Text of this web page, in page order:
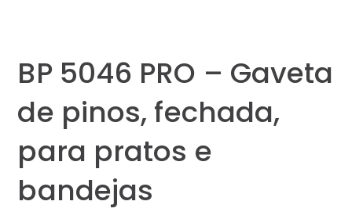
BP 5046 PRO – Gaveta
de pinos, fechada,
para pratos e
bandejas